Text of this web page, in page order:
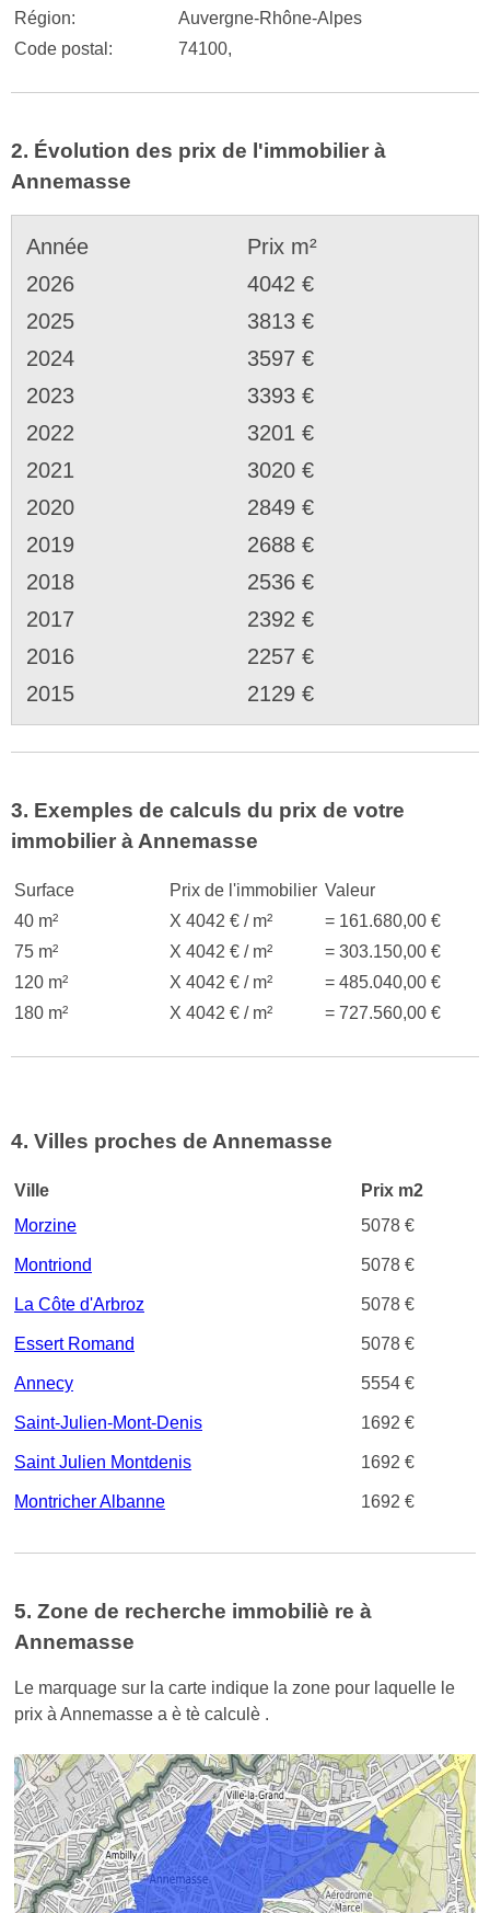
Région:
Auvergne-Rhône-Alpes
Code postal:
74100,
2. Évolution des prix de l'immobilier à
Annemasse
Année
Prix m²
2026
4042 €
2025
3813 €
2024
3597 €
2023
3393 €
2022
3201 €
2021
3020 €
2020
2849 €
2019
2688 €
2018
2536 €
2017
2392 €
2016
2257 €
2015
2129 €
3. Exemples de calculs du prix de votre
immobilier à Annemasse
Surface Prix de l'immobilier Valeur
40 m²
X 4042 € / m²
= 161.680,00 €
75 m²
X 4042 € / m²
= 303.150,00 €
120 m²
X 4042 € / m²
= 485.040,00 €
180 m²
X 4042 € / m² = 727.560,00 €
4. Villes proches de Annemasse
Ville
Prix m2
Morzine
5078 €
Montriond 5078 €
La Côte d'Arbroz 5078 €
Essert Romand 5078 €
Annecy 5554 €
Saint-Julien-Mont-Denis 1692 €
Saint Julien Montdenis 1692 €
Montricher Albanne 1692 €
5. Zone de recherche immobiliè re à
Annemasse
Le marquage sur la carte indique la zone pour laquelle le
prix à Annemasse a è tè calculè .